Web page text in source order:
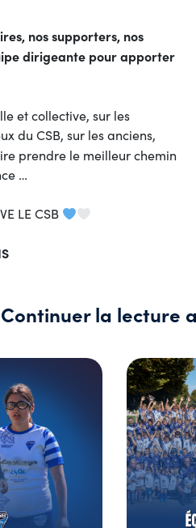
nos supporters, nos
dirigeante pour apporter
et collective, sur les
du CSB, sur les anciens,
prendre le meilleur chemin
…
LE CSB
Continuer la lecture